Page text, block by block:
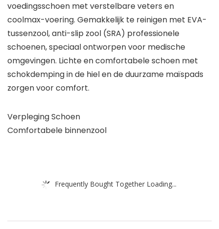
voedingsschoen met verstelbare veters en
coolmax-voering. Gemakkelijk te reinigen met EVA-
tussenzool, anti-slip zool (SRA) professionele
schoenen, speciaal ontworpen voor medische
omgevingen. Lichte en comfortabele schoen met
schokdemping in de hiel en de duurzame maïspads
zorgen voor comfort.
Verpleging Schoen
Comfortabele binnenzool
Frequently Bought Together Loading...